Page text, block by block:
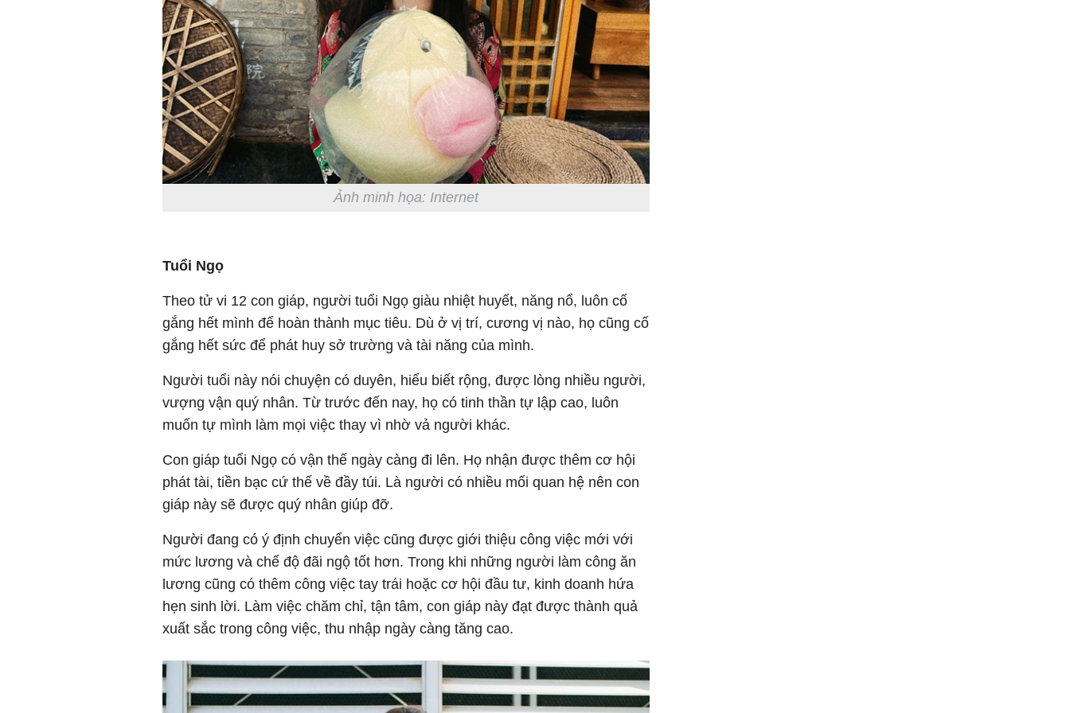
Ảnh minh họa: Internet
Tuổi Ngọ
Theo tử vi 12 con giáp, người tuổi Ngọ giàu nhiệt huyết, năng nổ, luôn cố
gắng hết mình để hoàn thành mục tiêu. Dù ở vị trí, cương vị nào, họ cũng cố
gắng hết sức để phát huy sở trường và tài năng của mình.
Người tuổi này nói chuyện có duyên, hiểu biết rộng, được lòng nhiều người,
vượng vận quý nhân. Từ trước đến nay, họ có tinh thần tự lập cao, luôn
muốn tự mình làm mọi việc thay vì nhờ vả người khác.
Con giáp tuổi Ngọ có vận thế ngày càng đi lên. Họ nhận được thêm cơ hội
phát tài, tiền bạc cứ thế về đầy túi. Là người có nhiều mối quan hệ nên con
giáp này sẽ được quý nhân giúp đỡ.
Người đang có ý định chuyển việc cũng được giới thiệu công việc mới với
mức lương và chế độ đãi ngộ tốt hơn. Trong khi những người làm công ăn
lương cũng có thêm công việc tay trái hoặc cơ hội đầu tư, kinh doanh hứa
hẹn sinh lời. Làm việc chăm chỉ, tận tâm, con giáp này đạt được thành quả
xuất sắc trong công việc, thu nhập ngày càng tăng cao.